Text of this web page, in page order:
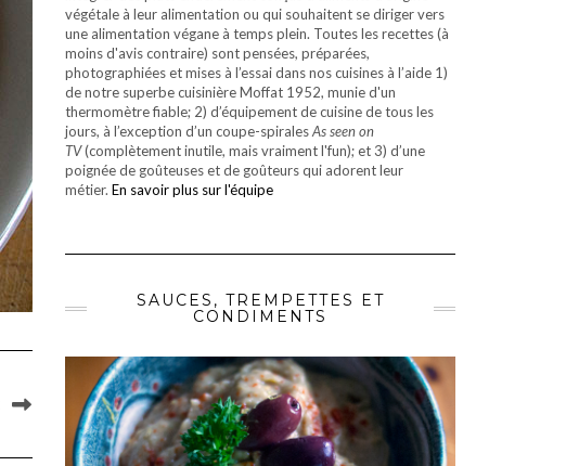
végétale à leur alimentation ou qui souhaitent se diriger vers
une alimentation végane à temps plein. Toutes les recettes (à
moins d'avis contraire) sont pensées, préparées,
photographiées et mises à l’essai dans nos cuisines à l’aide 1)
de notre superbe cuisinière Moffat 1952, munie d'un
thermomètre fiable; 2) d’équipement de cuisine de tous les
jours, à l’exception d’un coupe-spiralesAs seen on
TV(complètement inutile, mais vraiment l'fun); et 3) d’une
poignée de goûteuses et de goûteurs qui adorent leur
métier. En savoir plus sur l'équipe
SAUCES, TREMPETTES ET
CONDIMENTS